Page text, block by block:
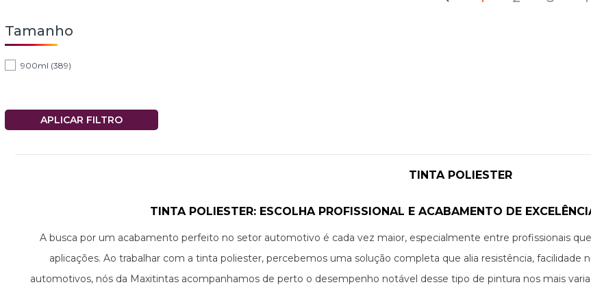
Tamanho
900ml (389)
TINTA POLIESTER
TINTA POLIESTER: ESCOLHA PROFISSIONAL E ACABAMENTO DE
A busca por um acabamento perfeito no setor automotivo é cada vez maior, especialmente entre profissionais
aplicações. Ao trabalhar com a tinta poliester, percebemos uma solução completa que alia resistência,
automotivos, nós da Maxitintas acompanhamos de perto o desempenho notável desse tipo de pintura nos mais